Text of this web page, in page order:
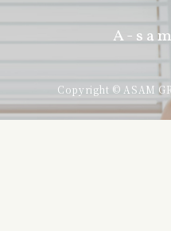
A-
Copyright © ASAM